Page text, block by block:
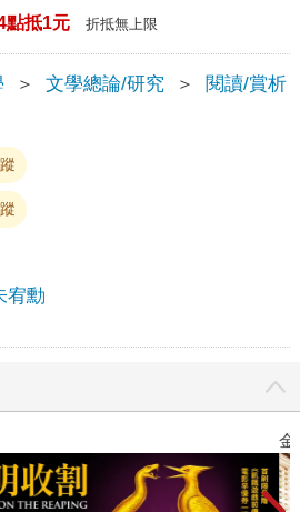
點抵1元 折抵無上限
＞ 文學總論/研究 ＞ 閱讀/賞析
宥勳
金